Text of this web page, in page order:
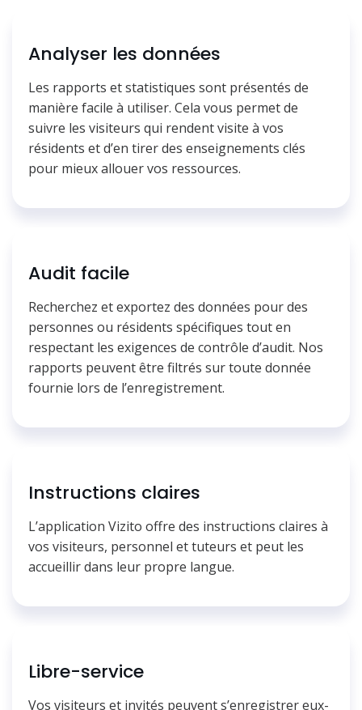
Analyser les données
Les rapports et statistiques sont présentés de
manière facile à utiliser. Cela vous permet de
suivre les visiteurs qui rendent visite à vos
résidents et d’en tirer des enseignements clés
pour mieux allouer vos ressources.
Audit facile
Recherchez et exportez des données pour des
personnes ou résidents spécifiques tout en
respectant les exigences de contrôle d’audit. Nos
rapports peuvent être filtrés sur toute donnée
fournie lors de l’enregistrement.
Instructions claires
L’application Vizito offre des instructions claires à
vos visiteurs, personnel et tuteurs et peut les
accueillir dans leur propre langue.
Libre-service
Vos visiteurs et invités peuvent s’enregistrer eux-